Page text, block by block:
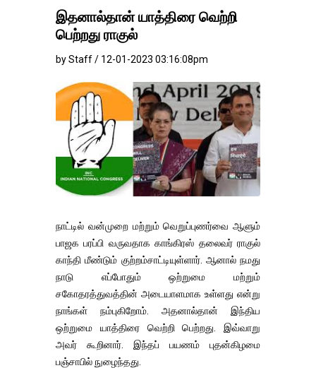
இதனால்தான் யாத்திரை வெற்றி
பெற்றது ராகுல்
by Staff / 12-01-2023 03:16:08pm
நாட்டில் வன்முறை மற்றும் வெறுப்புணர்வை ஆளும்
பாஜக பரப்பி வருவதாக காங்கிரஸ் தலைவர் ராகுல்
காந்தி மீண்டும் குற்றம்சாட்டியுள்ளார். ஆனால் நமது
நாடு எப்போதும் ஒற்றுமை மற்றும்
சகோதரத்துவத்தின் அடையாளமாக உள்ளது என்று
நாங்கள் நம்புகிறோம். அதனால்தான் இந்திய
ஒற்றுமை யாத்திரை வெற்றி பெற்றது. இவ்வாறு
அவர் கூறினார். இந்தப் பயணம் புதன்கிழமை
பஞ்சாபில் நுழைந்தது.